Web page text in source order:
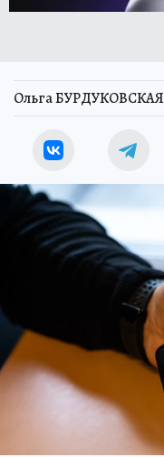
Ольга БУРДУКОВСКАЯ